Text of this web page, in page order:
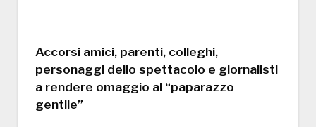
Accorsi amici, parenti, colleghi,
personaggi dello spettacolo e giornalisti
a rendere omaggio al “paparazzo
gentile”